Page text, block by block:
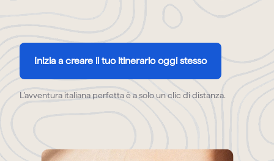
Inizia a creare il tuo itinerario oggi stesso
L'avventura italiana perfetta è a solo un clic di distanza.